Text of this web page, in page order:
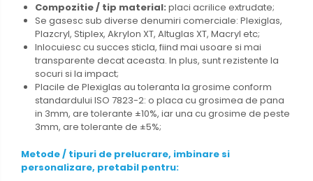
Compozitie / tip material: placi acrilice extrudate;
Se gasesc sub diverse denumiri comerciale: Plexiglas,
Plazcryl, Stiplex, Akrylon XT, Altuglas XT, Macryl etc;
Inlocuiesccu succes sticla, fiind mai usoare si mai
transparente decat aceasta. In plus, sunt rezistente la
socuri si la impact;
Placile de Plexiglas au toleranta la grosime conform
standardului ISO 7823-2: o placa cu grosimea de pana
in 3mm, are tolerante ±10%, iar una cu grosime de peste
3mm, are tolerante de ±5%;
Metode / tipuri de prelucrare, imbinare si
personalizare, pretabil pentru: